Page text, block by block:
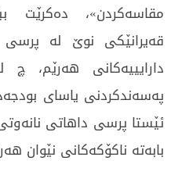
مقاسەکردن»، دەکرێت
قەیرانێکی نوێ لە
دارایییەکانی
پەسەندکردنی یاسای
ئێستا پرسی داهاتی
بابەتە ناکۆکەکانی نێوان